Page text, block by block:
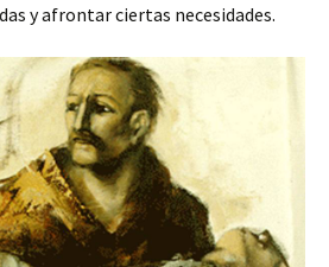
y afrontar ciertas necesidades.